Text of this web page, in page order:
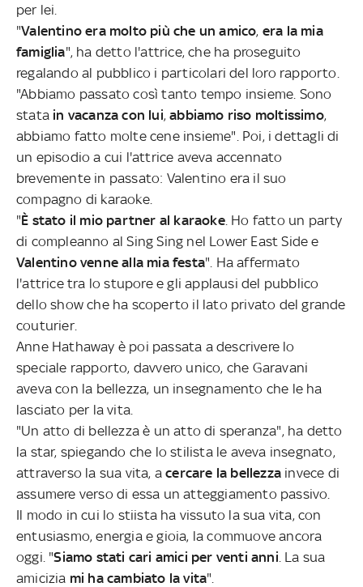
per lei.
"Valentino era molto più che un amico, era la mia
famiglia", ha detto l'attrice, che ha proseguito
regalando al pubblico i particolari del loro rapporto.
"Abbiamo passato così tanto tempo insieme. Sono
stata in vacanza con lui,abbiamo riso moltissimo,
abbiamo fatto molte cene insieme". Poi, i dettagli di
un episodio a cui l'attrice aveva accennato
brevemente in passato: Valentino era il suo
compagno di karaoke.
"È stato il mio partner al karaoke. Ho fatto un party
di compleanno al Sing Sing nel Lower East Side e
Valentino venne alla mia festa". Ha affermato
l'attrice tra lo stupore e gli applausi del pubblico
dello show che ha scoperto il lato privato del grande
couturier.
Anne Hathaway è poi passata a descrivere lo
speciale rapporto, davvero unico, che Garavani
aveva con la bellezza, un insegnamento che le ha
lasciato per la vita.
"Un atto di bellezza è un atto di speranza", ha detto
la star, spiegando che lo stilista le aveva insegnato,
attraverso la sua vita, a cercare la bellezza invece di
assumere verso di essa un atteggiamento passivo.
Il modo in cui lo stiista ha vissuto la sua vita, con
entusiasmo, energia e gioia, la commuove ancora
oggi. "Siamo stati cari amici per venti anni . La sua
amicizia mi ha cambiato la vita".